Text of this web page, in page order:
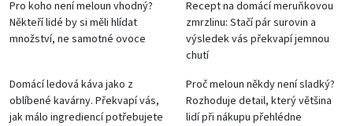
Pro koho není meloun vhodný?
Někteří lidé by si měli hlídat
množství, ne samotné ovoce
Recept na domácí meruňkovou
zmrzlinu: Stačí pár surovin a
výsledek vás překvapí jemnou
chutí
Domácí ledová káva jako z
oblíbené kavárny. Překvapí vás,
jak málo ingrediencí potřebujete
Proč meloun někdy není sladký?
Rozhoduje detail, který většina
lidí při nákupu přehlédne